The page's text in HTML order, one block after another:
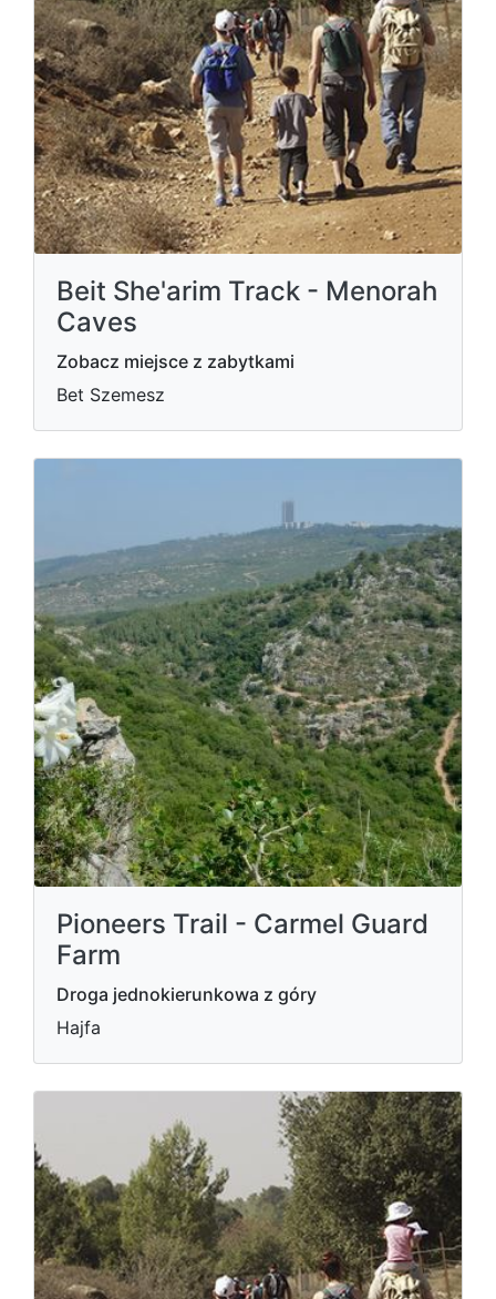
Beit She'arim Track - Menorah
Caves
Zobacz miejsce z zabytkami
Bet Szemesz
Pioneers Trail - Carmel Guard
Farm
Droga jednokierunkowa z góry
Hajfa